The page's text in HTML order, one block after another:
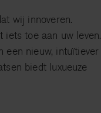
wij innoveren.
iets toe aan uw leven.
een nieuw, intuïtiever
biedt luxueuze